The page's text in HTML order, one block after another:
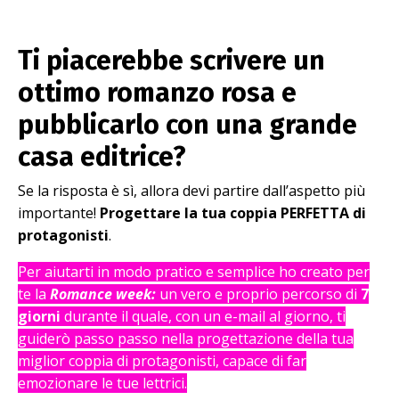
Ti piacerebbe scrivere un
ottimo romanzo rosa e
pubblicarlo con una grande
casa editrice?
Se la risposta è sì, allora devi partire dall’aspetto più
importante! Progettare la tua coppia PERFETTA di
protagonisti.
Per aiutarti in modo pratico e semplice ho creato per
te la Romance week: un vero e proprio percorso di 7
giorni durante il quale, con un e-mail al giorno, ti
guiderò passo passo nella progettazione della tua
miglior coppia di protagonisti, capace di far
emozionare le tue lettrici.